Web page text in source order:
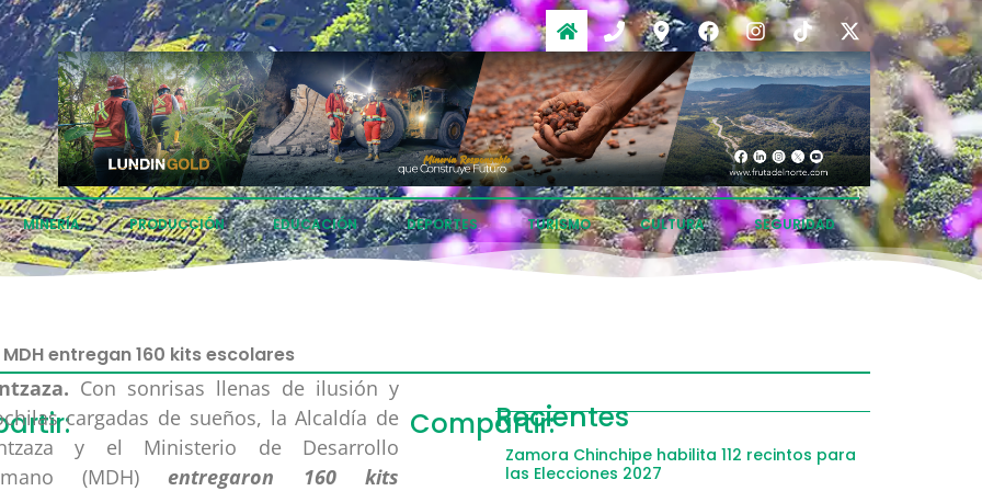
MINERÍA PRODUCCIÓN EDUCACIÓN DEPORTES TURISMO CULTURA SEGURIDAD
entregan 160 kits escolares
Con sonrisas llenas de ilusión y
cargadas de sueños, la Alcaldía de
y el Ministerio de Desarrollo
(MDH) entregaron 160 kits
Compartir:Recientes
Zamora Chinchipe habilita 112 recintos para
las Elecciones 2027